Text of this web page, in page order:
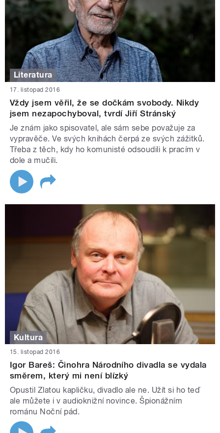
Literatura
17. listopad 2016
Vždy jsem věřil, že se dočkám svobody. Nikdy
jsem nezapochyboval, tvrdí Jiří Stránský
Je znám jako spisovatel, ale sám sebe považuje za
vypravěče. Ve svých knihách čerpá ze svých zážitků.
Třeba z těch, kdy ho komunisté odsoudili k pracím v
dole a mučili.
Kultura
15. listopad 2016
Igor Bareš: Činohra Národního divadla se vydala
směrem, který mi není blízký
Opustil Zlatou kapličku, divadlo ale ne. Užít si ho teď
ale můžete i v audioknižní novince. Špionážním
románu Noční pád.